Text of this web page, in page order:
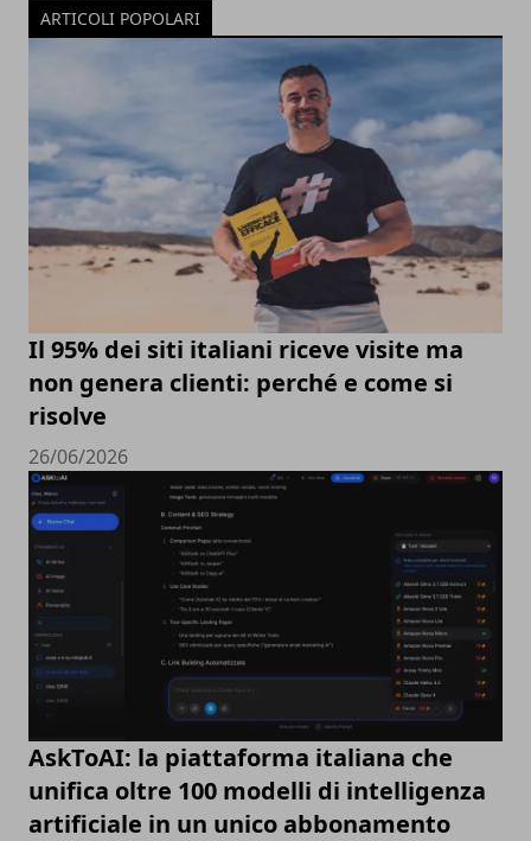
ARTICOLI POPOLARI
Il 95% dei siti italiani riceve visite ma
non genera clienti: perché e come si
risolve
26/06/2026
AskToAI: la piattaforma italiana che
unifica oltre 100 modelli di intelligenza
artificiale in un unico abbonamento